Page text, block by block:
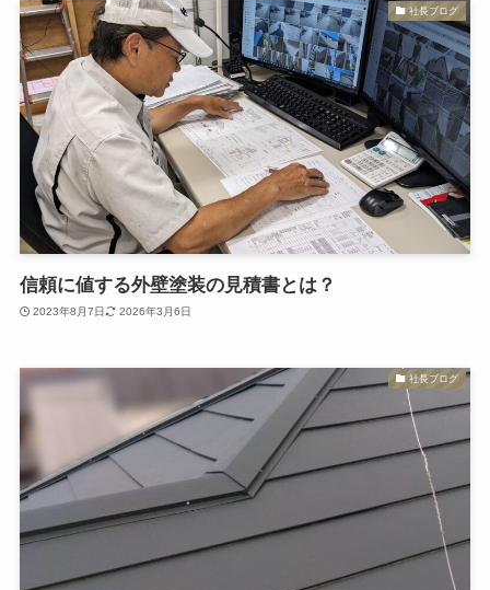
社長ブログ
信頼に値する外壁塗装の見積書とは？
2023年8月7日 2026年3月6日
社長ブログ